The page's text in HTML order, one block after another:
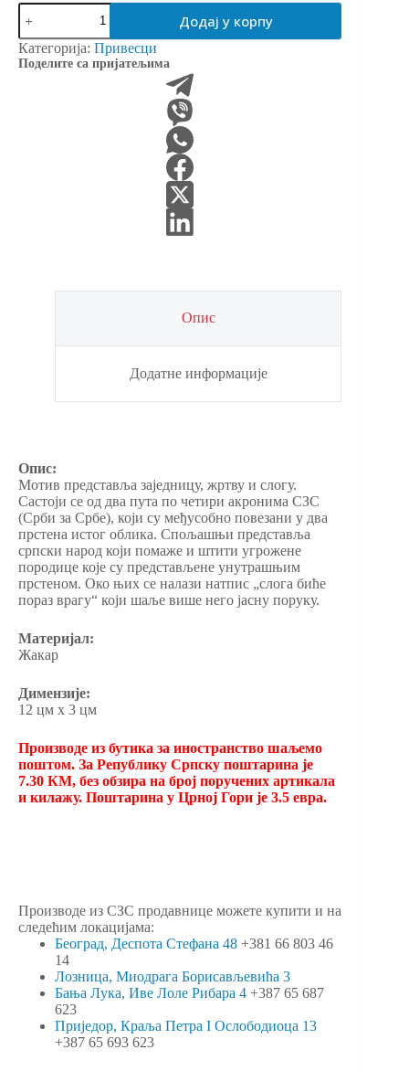
Слога
биће
пораз
врагу
(привезак)
Додај у корпу
Категорија: Привесци
Поделите са пријатељима
Опис
Додатне информације
Опис:
Мотив представља заједницу, жртву и слогу.
Састоји се од два пута по четири акронима СЗС
(Срби за Србе), који су међусобно повезани у два
прстена истог облика. Спољашњи представља
српски народ који помаже и штити угрожене
породице које су представљене унутрашњим
прстеном. Око њих се налази натпис „слога биће
пораз врагу“ који шаље више него јасну поруку.
Материјал:
Жакар
Димензије:
12 цм х 3 цм
Производе из бутика за иностранство шаљемо
поштом. За Републику Српску поштарина је
7.30 КМ, без обзира на број поручених артикала
и килажу. Поштарина у Црној Гори је 3.5 евра.
Производе из СЗС продавнице можете купити и на
следећим локацијама:
Београд, Деспота Стефана 48 +381 66 803 46
14
Лозница, Миодрага Борисављевића 3
Бања Лука, Иве Лоле Рибара 4 +387 65 687
623
Приједор, Краља Петра I Ослободиоца 13
+387 65 693 623